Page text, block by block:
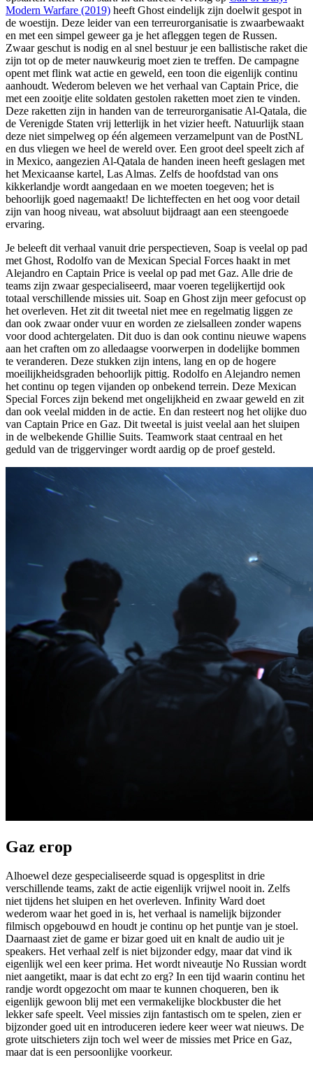
Modern Warfare (2019) heeft Ghost eindelijk zijn doelwit gespot in
de woestijn. Deze leider van een terreurorganisatie is zwaarbewaakt
en met een simpel geweer ga je het afleggen tegen de Russen.
Zwaar geschut is nodig en al snel bestuur je een ballistische raket die
zijn tot op de meter nauwkeurig moet zien te treffen. De campagne
opent met flink wat actie en geweld, een toon die eigenlijk continu
aanhoudt. Wederom beleven we het verhaal van Captain Price, die
met een zooitje elite soldaten gestolen raketten moet zien te vinden.
Deze raketten zijn in handen van de terreurorganisatie Al-Qatala, die
de Verenigde Staten vrij letterlijk in het vizier heeft. Natuurlijk staan
deze niet simpelweg op één algemeen verzamelpunt van de PostNL
en dus vliegen we heel de wereld over. Een groot deel speelt zich af
in Mexico, aangezien Al-Qatala de handen ineen heeft geslagen met
het Mexicaanse kartel, Las Almas. Zelfs de hoofdstad van ons
kikkerlandje wordt aangedaan en we moeten toegeven; het is
behoorlijk goed nagemaakt! De lichteffecten en het oog voor detail
zijn van hoog niveau, wat absoluut bijdraagt aan een steengoede
ervaring.
Je beleeft dit verhaal vanuit drie perspectieven, Soap is veelal op pad
met Ghost, Rodolfo van de Mexican Special Forces haakt in met
Alejandro en Captain Price is veelal op pad met Gaz. Alle drie de
teams zijn zwaar gespecialiseerd, maar voeren tegelijkertijd ook
totaal verschillende missies uit. Soap en Ghost zijn meer gefocust op
het overleven. Het zit dit tweetal niet mee en regelmatig liggen ze
dan ook zwaar onder vuur en worden ze zielsalleen zonder wapens
voor dood achtergelaten. Dit duo is dan ook continu nieuwe wapens
aan het craften om zo alledaagse voorwerpen in dodelijke bommen
te veranderen. Deze stukken zijn intens, lang en op de hogere
moeilijkheidsgraden behoorlijk pittig. Rodolfo en Alejandro nemen
het continu op tegen vijanden op onbekend terrein. Deze Mexican
Special Forces zijn bekend met ongelijkheid en zwaar geweld en zit
dan ook veelal midden in de actie. En dan resteert nog het olijke duo
van Captain Price en Gaz. Dit tweetal is juist veelal aan het sluipen
in de welbekende Ghillie Suits. Teamwork staat centraal en het
geduld van de triggervinger wordt aardig op de proef gesteld.
Gaz erop
Alhoewel deze gespecialiseerde squad is opgesplitst in drie
verschillende teams, zakt de actie eigenlijk vrijwel nooit in. Zelfs
niet tijdens het sluipen en het overleven. Infinity Ward doet
wederom waar het goed in is, het verhaal is namelijk bijzonder
filmisch opgebouwd en houdt je continu op het puntje van je stoel.
Daarnaast ziet de game er bizar goed uit en knalt de audio uit je
speakers. Het verhaal zelf is niet bijzonder edgy, maar dat vind ik
eigenlijk wel een keer prima. Het wordt niveautje No Russian wordt
niet aangetikt, maar is dat echt zo erg? In een tijd waarin continu het
randje wordt opgezocht om maar te kunnen choqueren, ben ik
eigenlijk gewoon blij met een vermakelijke blockbuster die het
lekker safe speelt. Veel missies zijn fantastisch om te spelen, zien er
bijzonder goed uit en introduceren iedere keer weer wat nieuws. De
grote uitschieters zijn toch wel weer de missies met Price en Gaz,
maar dat is een persoonlijke voorkeur.